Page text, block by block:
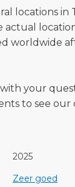
locations in
actual
worldwide
your
to see
2025
Zeer goed